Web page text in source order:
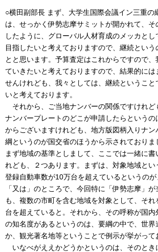
○横田副部長 まず、大学生国際会議イン三重の
は、せっかく伊勢志摩サミットが開かれて、そ
したように、グローバル人材育成のメッカと
目指したいと考えておりますので、継続という
とと思います。予算査定はこれからですので、
ていきたいと考えておりますので、結果的には
せんけれども、我々としては、継続ということ
いと考えております。
それから、ご当地ナンバーの関係ですけれど
ナンバープレートのどこが申請したらという
からございますけれども、地方版図柄入りナ
綱というのが国交省のほうから示されておりま
まず地域の基準としまして、ここでは一緒に
れども、２つあります。まずは、対象地域と
登録自動車数が10万台を超えているというの
「又は」のところで、今回特に「伊勢志摩」
も、複数の市町を含む地域を対象として、そ
台を超えていると。それから、その呼称が国
の知名度があるというのは、要綱の中で、世界
か、観光著名地等ということで例示が挙がって
いなべがええかどうかというのは、そのとき